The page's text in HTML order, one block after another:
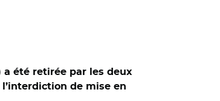
a été retirée par les deux
de mise en